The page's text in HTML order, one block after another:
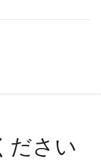
ださい